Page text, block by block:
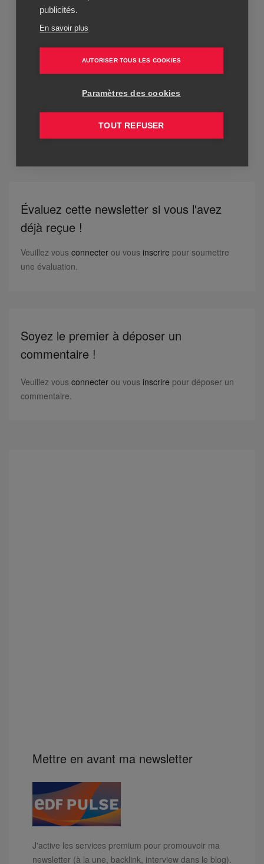
Évaluez cette newsletter si vous l'avez
déjà reçue !
Veuillez vous connecter ou vous inscrire pour soumettre
une évaluation.
Soyez le premier à déposer un
commentaire !
Veuillez vous connecter ou vous inscrire pour déposer un
commentaire.
Mettre en avant ma newsletter
J'active les services premium pour promouvoir ma
newsletter (à la une, backlink, interview dans le blog).
publicités.
En savoir plus
AUTORISER TOUS LES COOKIES
Paramètres des cookies
TOUT REFUSER